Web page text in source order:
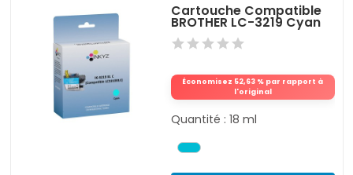
Cartouche Compatible
BROTHER LC-3219 Cyan
Économisez 52,63 % par rapport à
l'original
Quantité : 18 ml